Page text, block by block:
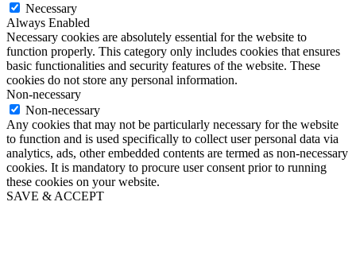
Necessary
Always Enabled
Necessary cookies are absolutely essential for the website to
function properly. This category only includes cookies that ensures
basic functionalities and security features of the website. These
cookies do not store any personal information.
Non-necessary
Non-necessary
Any cookies that may not be particularly necessary for the website
to function and is used specifically to collect user personal data via
analytics, ads, other embedded contents are termed as non-necessary
cookies. It is mandatory to procure user consent prior to running
these cookies on your website.
SAVE & ACCEPT